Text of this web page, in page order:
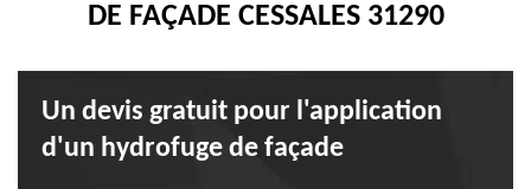
DE FAÇADE CESSALES 31290
Un devis gratuit pour l'application
d'un hydrofuge de façade